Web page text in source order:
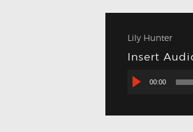
Lily Hunter
Insert
Lecteur
audio
00:00